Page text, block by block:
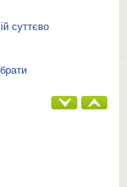
суттєво